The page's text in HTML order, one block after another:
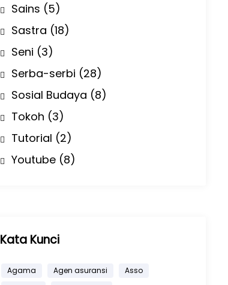
Sains (5)
Sastra (18)
Seni (3)
Serba-serbi (28)
Sosial Budaya (8)
Tokoh (3)
Tutorial (2)
Youtube (8)
Kata Kunci
Agama Agen asuransi
Asso